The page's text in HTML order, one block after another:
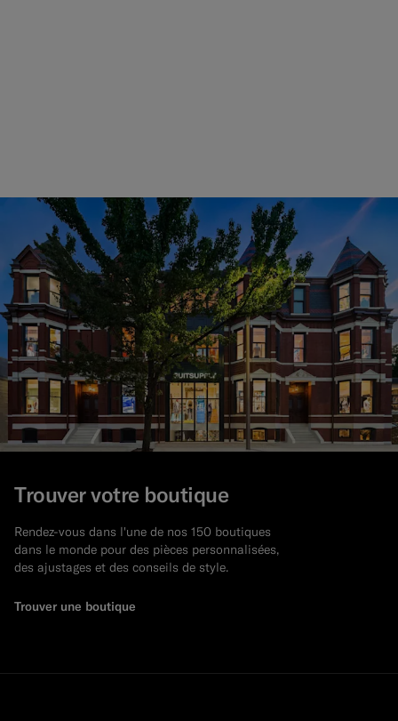
Trouver votre boutique
Rendez-vous dans l'une de nos 150 boutiques
dans le monde pour des pièces personnalisées,
des ajustages et des conseils de style.
Trouver une boutique